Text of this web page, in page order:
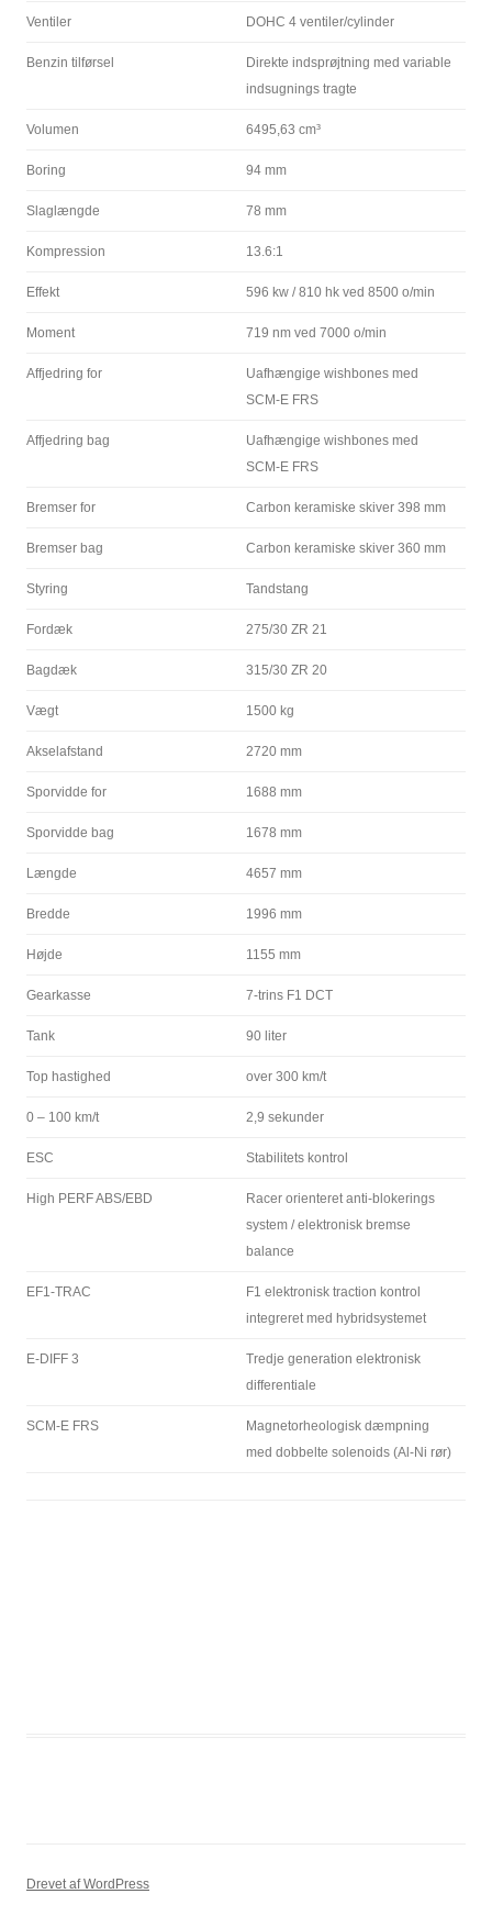
Ventiler DOHC 4 ventiler/cylinder
Benzin tilførsel
Direkte indsprøjtning med variable
indsugnings tragte
Volumen 6495,63 cm³
Boring 94 mm
Slaglængde 78 mm
Kompression 13.6:1
Effekt 596 kw / 810 hk ved 8500 o/min
Moment 719 nm ved 7000 o/min
Affjedring for
Uafhængige wishbones med
SCM-E FRS
Affjedring bag
Uafhængige wishbones med
SCM-E FRS
Bremser for Carbon keramiske skiver 398 mm
Bremser bag Carbon keramiske skiver 360 mm
Styring Tandstang
Fordæk 275/30 ZR 21
Bagdæk 315/30 ZR 20
Vægt 1500 kg
Akselafstand 2720 mm
Sporvidde for 1688 mm
Sporvidde bag 1678 mm
Længde 4657 mm
Bredde 1996 mm
Højde 1155 mm
Gearkasse 7-trins F1 DCT
Tank 90 liter
Top hastighed over 300 km/t
0 – 100 km/t 2,9 sekunder
ESC Stabilitets kontrol
High PERF ABS/EBD
Racer orienteret anti-blokerings
system / elektronisk bremse
balance
EF1-TRAC
F1 elektronisk traction kontrol
integreret med hybridsystemet
E-DIFF 3
Tredje generation elektronisk
differentiale
SCM-E FRS
Magnetorheologisk dæmpning
med dobbelte solenoids (Al-Ni rør)
Drevet af WordPress